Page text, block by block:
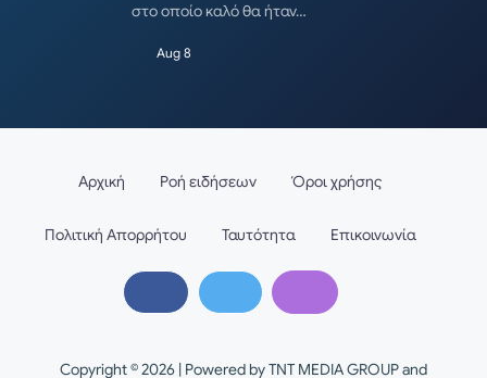
στο οποίο καλό θα ήταν…
Aug 8
Copyright © 2026 | Powered by TNT MEDIA GROUP and
Αρχική Ροή ειδήσεων Όροι χρήσης
Πολιτική Απορρήτου Ταυτότητα Επικοινωνία